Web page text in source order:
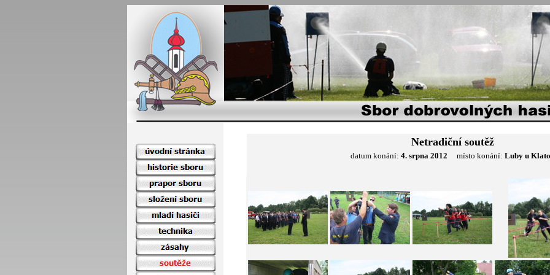
Netradiční soutěž
datum konání: 4. srpna 2012 místo konání: Luby u